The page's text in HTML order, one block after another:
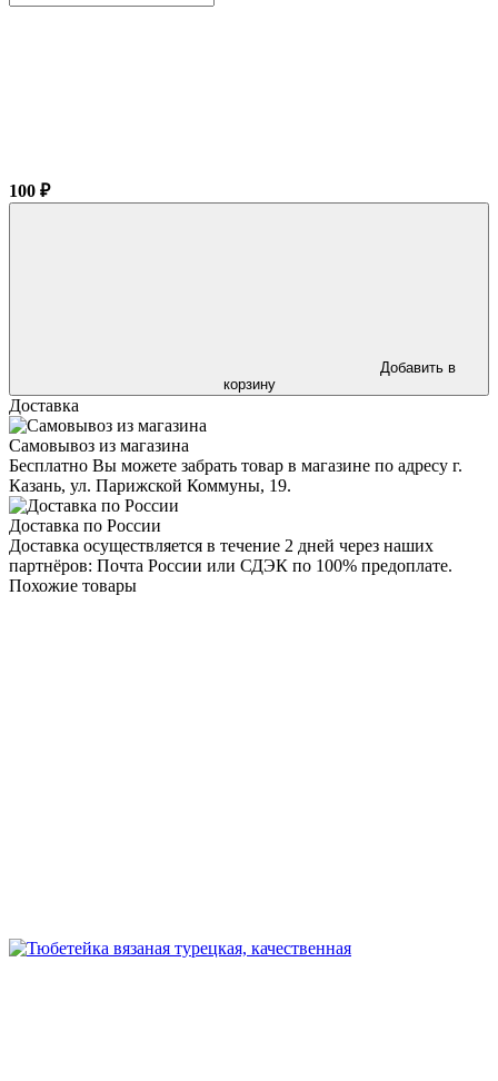
100 ₽
Добавить в
корзину
Доставка
Самовывоз из магазина
Бесплатно Вы можете забрать товар в магазине по адресу г.
Казань, ул. Парижской Коммуны, 19.
Доставка по России
Доставка осуществляется в течение 2 дней через наших
партнёров: Почта России или СДЭК по 100% предоплате.
Похожие товары